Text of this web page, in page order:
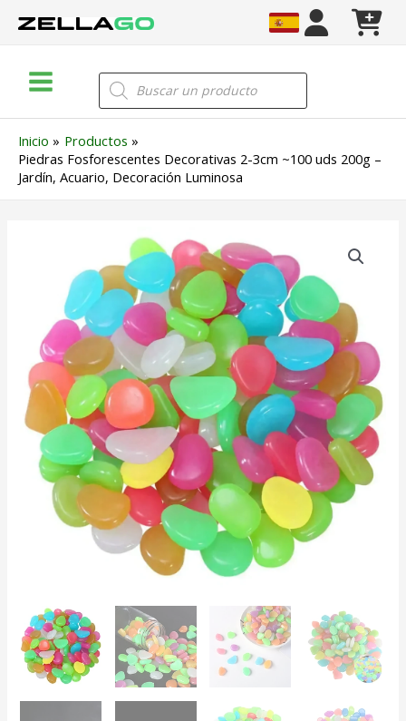
Menu
Búsqueda
de
productos
Inicio
Productos
Piedras Fosforescentes Decorativas 2-3cm ~100 uds 200g –
Jardín, Acuario, Decoración Luminosa
Decorativas
~100
uds
200g
–
Jardín,
Acuario,
Decoración
Luminosa
cantidad